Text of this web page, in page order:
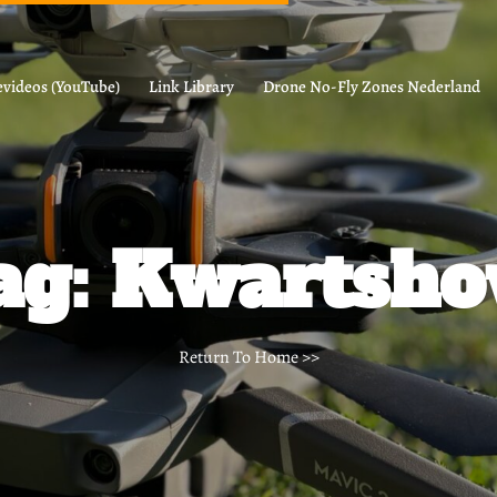
(YouTube) Link Library Drone No-Fly Zones Nederland
Return To Home>>